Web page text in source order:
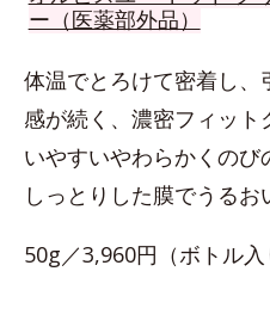
ー（医薬部外品）
体温でとろけて密着し、
感が続く、濃密フィッ
いやすいやわらかくのび
しっとりした膜でうるお
50g／3,960円（ボトル入